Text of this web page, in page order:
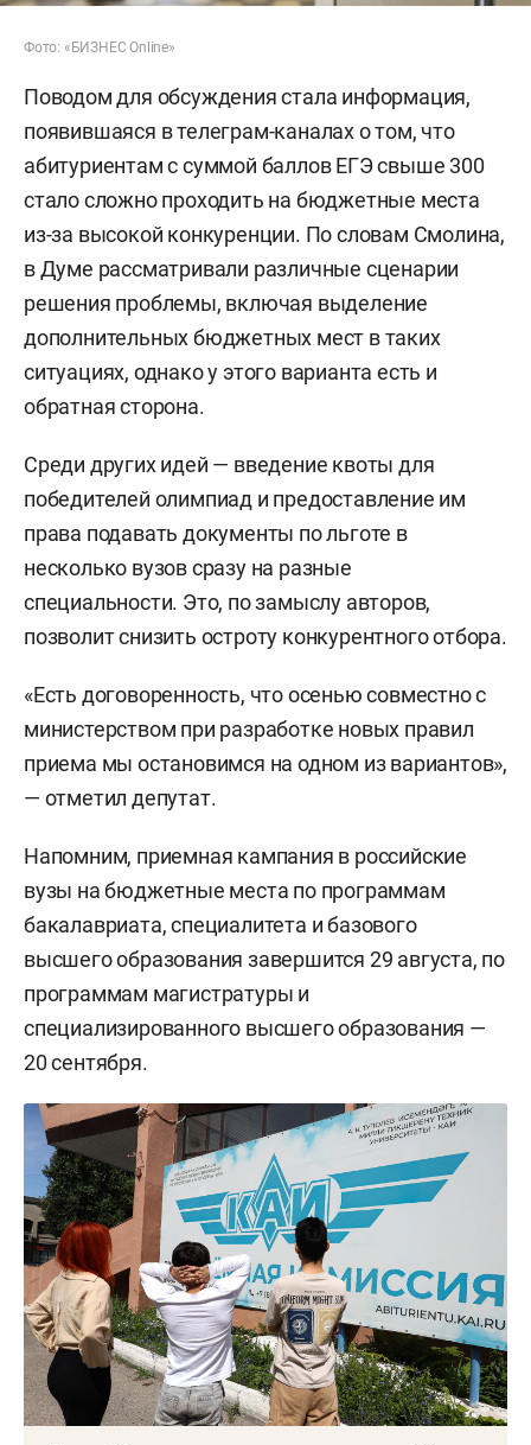
Фото: «БИЗНЕС Online»
Поводом для обсуждения стала информация,
появившаяся в телеграм-каналах о том, что
абитуриентам с суммой баллов ЕГЭ свыше 300
стало сложно проходить на бюджетные места
из-за высокой конкуренции. По словам Смолина,
в Думе рассматривали различные сценарии
решения проблемы, включая выделение
дополнительных бюджетных мест в таких
ситуациях, однако у этого варианта есть и
обратная сторона.
Среди других идей — введение квоты для
победителей олимпиад и предоставление им
права подавать документы по льготе в
несколько вузов сразу на разные
специальности. Это, по замыслу авторов,
позволит снизить остроту конкурентного отбора.
«Есть договоренность, что осенью совместно с
министерством при разработке новых правил
приема мы остановимся на одном из вариантов»,
— отметил депутат.
Напомним, приемная кампания в российские
вузы на бюджетные места по программам
бакалавриата, специалитета и базового
высшего образования завершится 29 августа, по
программам магистратуры и
специализированного высшего образования —
20 сентября.